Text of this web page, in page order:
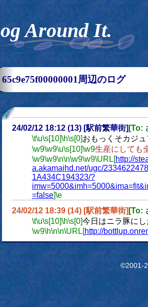
Log Around It.
65c9e75f00000001周辺のログ
24/02/12 18:12 (13) [駅前繁華街] [To:
\t\u\s[10]\h\s[0]おもっくそカジ
\w9\w9\u\s[10]\w9生産にしても
\w9\w9\n\n\w9\w9\URL[http://
a.akamaihd.net/ugc/
1A434C194323/?
=false]\e
24/02/12 18:39 (14) [駅前繁華街] [To:
\t\u\s[10]\h\s[0]今日はニラ豚にし
\w9\h\n\n\URL[http://
©2001-